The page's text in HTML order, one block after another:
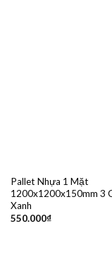
Pallet Nhựa 1 Mặt
1200x1200x150mm 3
Xanh
550.000₫